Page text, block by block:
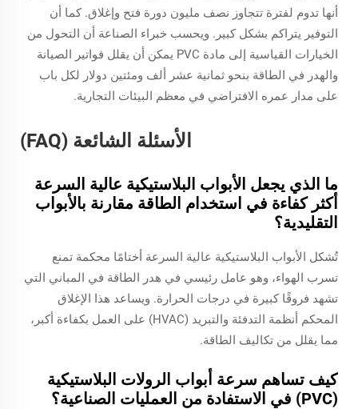
أنها تدوم لفترة تتجاوز نصف مليون دورة فتح وإغلاق. كما أن
التوفير يتراكم بشكل كبير. ويحسب خبراء الصناعة أن التحول من
الخيارات القياسية إلى مادة PVC يمكن أن يقلل فواتير الصيانة
والهدر في الطاقة بنحو ثمانية عشر ألف ومئتين دولار لكل باب
على مدار عمره الافتراضي في معظم البيئات التجارية.
الأسئلة الشائعة (FAQ)
ما الذي يجعل الأبواب البلاستيكية عالية السرعة
أكثر كفاءة في استخدام الطاقة مقارنة بالأبواب
التقليدية؟
تُشكل الأبواب البلاستيكية عالية السرعة أختامًا محكمة تمنع
تسرب الهواء، وهو عامل رئيسي في هدر الطاقة في المباني التي
تشهد فروقًا كبيرة في درجات الحرارة. ويساعد هذا الإغلاق
المحكم أنظمة التدفئة والتبريد (HVAC) على العمل بكفاءة أكبر،
مما يقلل من تكاليف الطاقة.
كيف تساهم سرعة أبواب الرولات البلاستيكية
(PVC) في الاستفادة من العمليات الصناعية؟